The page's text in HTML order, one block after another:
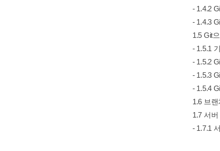
- 1.4.2
- 1.4.3
1.5 Git
- 1.5.1
- 1.5.2
- 1.5.3
- 1.5.4
1.6 브
1.7 서
- 1.7.1